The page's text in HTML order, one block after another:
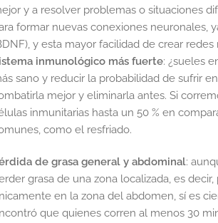
y a resolver problemas o situaciones
formar nuevas conexiones
y esta mayor facilidad de crear
inmunológico más fuerte: ¿sueles
sano y reducir la probabilidad de sufrir
mejor y eliminarla antes. Si
inmunitarias hasta un 50 % en
como el resfriado.
de grasa general y abdominal:
grasa de una zona localizada, es decir,
en la zona del abdomen, sí es
que quienes corren al menos 30